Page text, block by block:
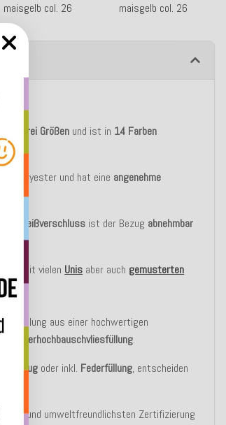
maisgelb col. 26
maisgelb col. 26
in drei Größen und ist in 14 Farben
Polyester und hat eine angenehme
Reißverschluss ist der Bezug abnehmbar
mit vielen Unis aber auch gemusterten
Füllung aus einer hochwertigen
Polyesterhochbauschvliesfüllung.
Bezug oder inkl. Federfüllung, entscheiden
und umweltfreundlichsten Zertifizierung